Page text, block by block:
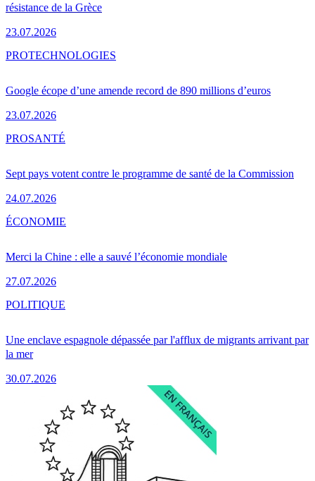
résistance de la Grèce
23.07.2026
Google écope d’une amende record de 890 millions d’euros
23.07.2026
PROTECHNOLOGIES
Sept pays votent contre le programme de santé de la Commission
24.07.2026
PROSANTÉ
Merci la Chine : elle a sauvé l’économie mondiale
27.07.2026
ÉCONOMIE
Une enclave espagnole dépassée par l'afflux de migrants arrivant par
la mer
30.07.2026
POLITIQUE